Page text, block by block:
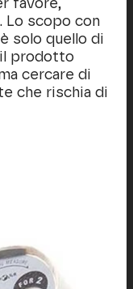
favore,
Lo scopo con
solo quello di
prodotto
cercare di
che rischia di